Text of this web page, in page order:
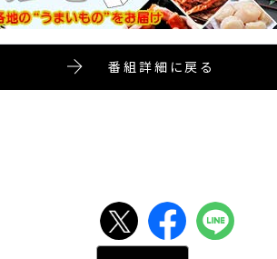
番組詳細に戻る